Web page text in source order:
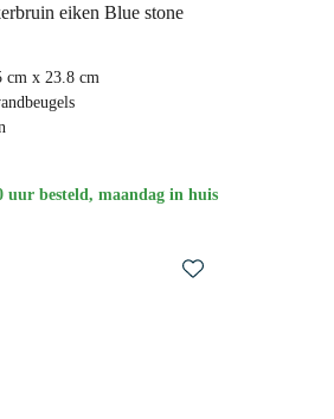
eiken Blue stone
cm x 23.8 cm
uur besteld, maandag in huis